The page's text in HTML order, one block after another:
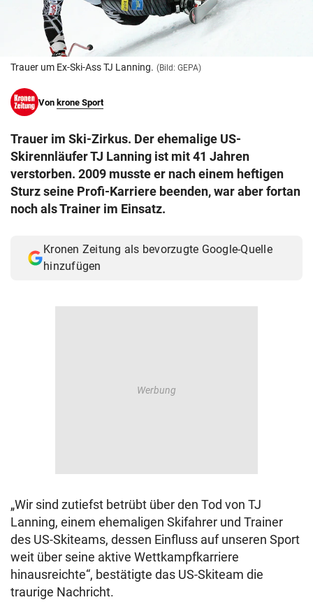
© Krone Multimedia GmbH & Co KG 2026
Muthgasse 2, 1190 Wien
Trauer um Ex-Ski-Ass TJ Lanning. (Bild: GEPA)
Von krone Sport
Trauer im Ski-Zirkus. Der ehemalige US-
Skirennläufer TJ Lanning ist mit 41 Jahren
verstorben. 2009 musste er nach einem heftigen
Sturz seine Profi-Karriere beenden, war aber fortan
noch als Trainer im Einsatz.
Kronen Zeitung als bevorzugte Google-Quelle
hinzufügen
„Wir sind zutiefst betrübt über den Tod von TJ
Lanning, einem ehemaligen Skifahrer und Trainer
des US-Skiteams, dessen Einfluss auf unseren Sport
weit über seine aktive Wettkampfkarriere
hinausreichte“, bestätigte das US-Skiteam die
traurige Nachricht.